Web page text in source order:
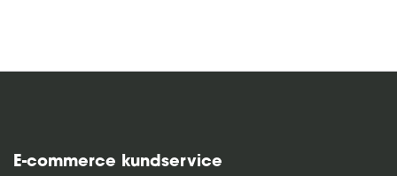
E-commerce kundservice